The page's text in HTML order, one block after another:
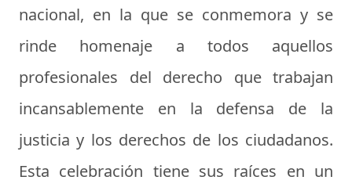
nacional, en la que se conmemora y se
rinde homenaje a todos aquellos
profesionales del derecho que trabajan
incansablemente en la defensa de la
justicia y los derechos de los ciudadanos.
Esta celebración tiene sus raíces en un